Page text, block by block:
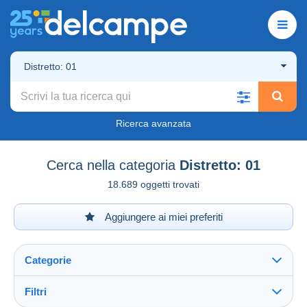
Distretto: 01
Ricerca avanzata
Cerca nella categoria Distretto: 01
18.689 oggetti trovati
Aggiungere ai miei preferiti
Categorie
Filtri